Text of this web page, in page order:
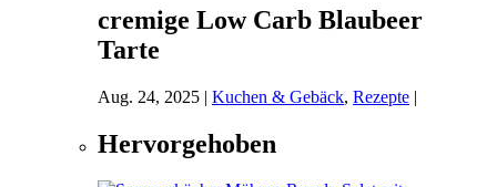
cremige Low Carb Blaubeer
Tarte
Aug. 24, 2025 | Kuchen & Gebäck, Rezepte |
Hervorgehoben